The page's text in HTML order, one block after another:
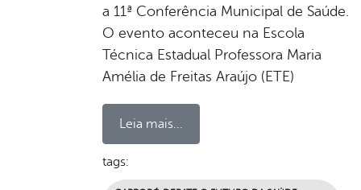
a 11ª Conferência Municipal de Saúde.
O evento aconteceu na Escola
Técnica Estadual Professora Maria
Amélia de Freitas Araújo (ETE)
Leia mais...
tags: